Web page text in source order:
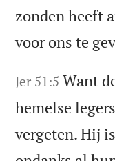
zonden heeft
voor ons te
Jer 51:5 Want
hemelse
vergeten. Hij